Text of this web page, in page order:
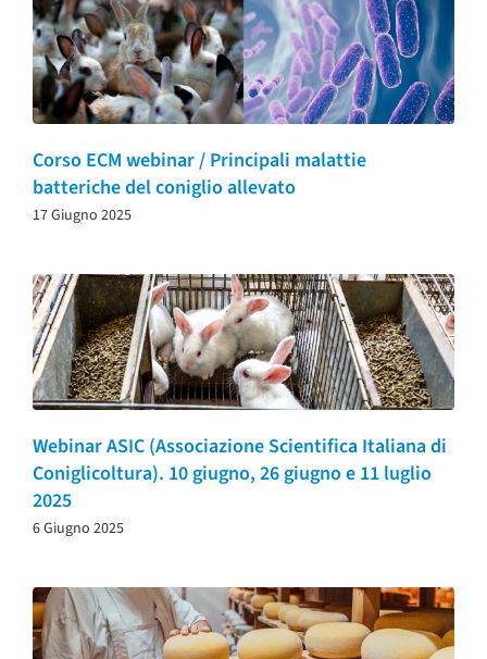
Corso ECM webinar / Principali malattie
batteriche del coniglio allevato
17 Giugno 2025
Webinar ASIC (Associazione Scientifica Italiana di
Coniglicoltura). 10 giugno, 26 giugno e 11 luglio
2025
6 Giugno 2025